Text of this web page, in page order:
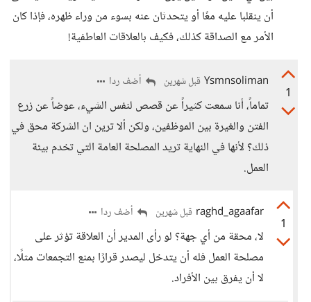
أن ينقلبا عليه معًا أو يتحدثان عنه بسوء من وراء ظهره، فإذا كان
الأمر مع الصداقة كذلك، فكيف بالعلاقات العاطفية!
1
Ysmnsoliman قبل شهرين أضف ردا
تماماً، أنا سمعت كثيراً عن قصص لنفس الشيء، عوضاً عن زرع
الفتن والغيرة بين الموظفين، ولكن ألا ترين ان الشركة محق في
ذلك؟ لأنها في النهاية تريد المصلحة العامة التي تخدم بيئة
العمل.
1
raghd_agaafar قبل شهرين أضف ردا
لا، محقة من أي جهة؟ لو رأى المدير أن العلاقة تؤثر على
مصلحة العمل فله أن يتدخل ليصدر قرارًا بمنع التجمعات مثلًا،
لا أن يفرق بين الأفراد.